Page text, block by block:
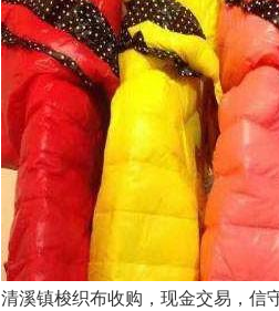
清溪镇梭织布收购，现金交易，信